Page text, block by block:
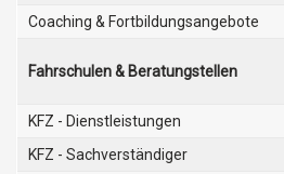
Coaching & Fortbildungsangebote
Fahrschulen & Beratungstellen
KFZ - Dienstleistungen
KFZ - Sachverständiger